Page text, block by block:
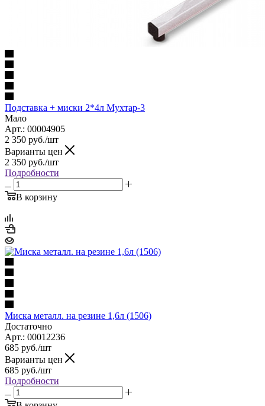
Подставка + миски 2*4л Мухтар-3
Мало
Арт.: 00004905
2 350 руб./шт
Варианты цен
2 350 руб./шт
Подробности
В корзину
Миска металл. на резине 1,6л (1506)
Достаточно
Арт.: 00012236
685 руб./шт
Варианты цен
685 руб./шт
Подробности